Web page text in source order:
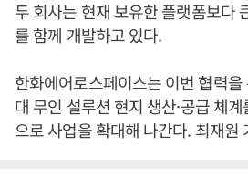
두 회사는 현재 보유한 플랫폼보다
를 함께 개발하고 있다.
한화에어로스페이스는 이번 협력
대 무인 설루션 현지 생산·공급 체
으로 사업을 확대해 나간다. 최재원